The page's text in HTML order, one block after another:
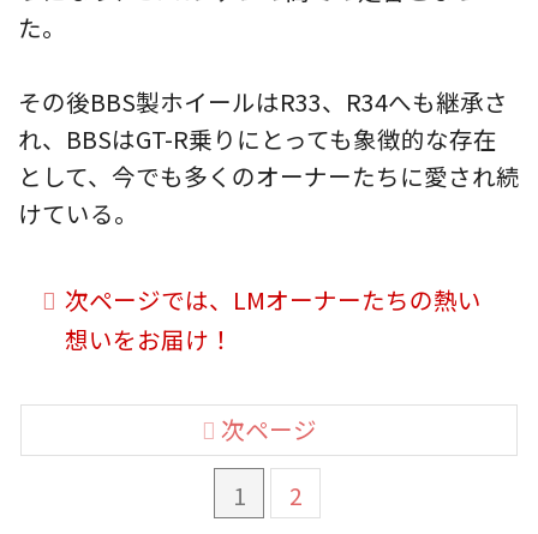
た。
その後BBS製ホイールはR33、R34へも継承さ
れ、BBSはGT-R乗りにとっても象徴的な存在
として、今でも多くのオーナーたちに愛され続
けている。
次ページでは、LMオーナーたちの熱い
想いをお届け！
1 2
次ページ